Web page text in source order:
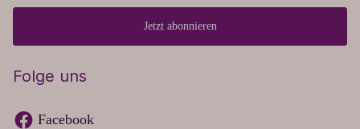
Jetzt abonnieren
Folge uns
Facebook